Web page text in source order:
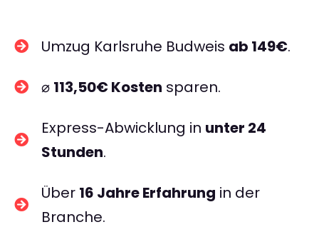
Umzug Karlsruhe Budweis ab 149€.
⌀ 113,50€ Kosten sparen.
Express-Abwicklung in unter 24
Stunden.
Über 16 Jahre Erfahrung in der
Branche.